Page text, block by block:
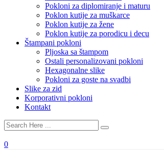
Pokloni za diplomiranje i maturu
Poklon kutije za muškarce
Poklon kutije za žene
Poklon kutije za porodicu i decu
Štampani pokloni
Pljoska sa štampom
Ostali personalizovani pokloni
Hexagonalne slike
Pokloni za goste na svadbi
Slike za zid
Korporativni pokloni
Kontakt
0